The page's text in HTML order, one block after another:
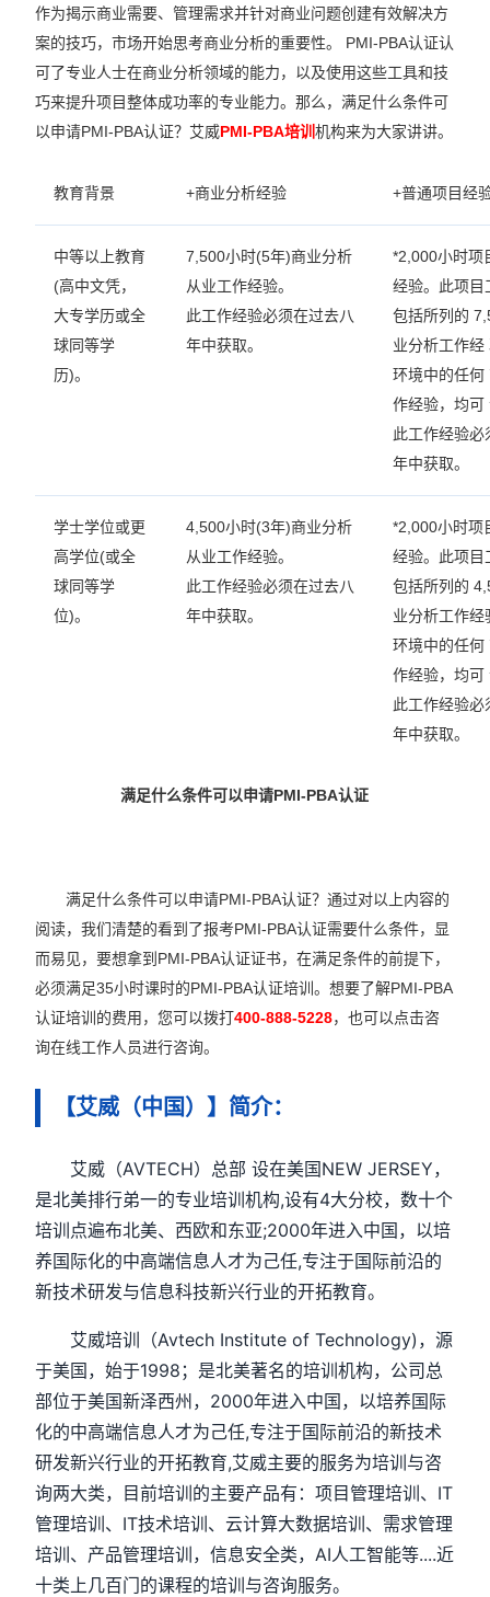
作为揭示商业需要、管理需求并针对商业问题创建有效解决方
案的技巧，市场开始思考商业分析的重要性。 PMI-PBA认证认
可了专业人士在商业分析领域的能力，以及使用这些工具和技
巧来提升项目整体成功率的专业能力。那么，满足什么条件可
以申请PMI-PBA认证？艾威PMI-PBA培训机构来为大家讲讲。
教育背景 +商业分析经验 +普通项目经
中等以上教育
(高中文凭，
大专学历或全
球同等学
历)。
7,500小时(5年)商业分析
从业工作经验。
此工作经验必须在过去八
年中获取。
*2,000小时项
经验。此项目
包括所列的
业分析工作经
环境中的任何
作经验，均
此工作经验必
年中获取。
学士学位或更
高学位(或全
球同等学
位)。
4,500小时(3年)商业分析
从业工作经验。
此工作经验必须在过去八
年中获取。
*2,000小时项
经验。此项目
包括所列的
业分析工作经
环境中的任何
作经验，均
此工作经验必
年中获取。
满足什么条件可以申请PMI-PBA认证
满足什么条件可以申请PMI-PBA认证？通过对以上内容的
阅读，我们清楚的看到了报考PMI-PBA认证需要什么条件，显
而易见，要想拿到PMI-PBA认证证书，在满足条件的前提下，
必须满足35小时课时的PMI-PBA认证培训。想要了解PMI-PBA
认证培训的费用，您可以拨打400-888-5228，也可以点击咨
询在线工作人员进行咨询。
【艾威（中国）】简介：
艾威（AVTECH）总部 设在美国NEW JERSEY，
是北美排行弟一的专业培训机构,设有4大分校，数十个
培训点遍布北美、西欧和东亚;2000年进入中国，以培
养国际化的中高端信息人才为己任,专注于国际前沿的
新技术研发与信息科技新兴行业的开拓教育。
艾威培训（Avtech Institute of Technology)，源
于美国，始于1998；是北美著名的培训机构，公司总
部位于美国新泽西州，2000年进入中国，以培养国际
化的中高端信息人才为己任,专注于国际前沿的新技术
研发新兴行业的开拓教育,艾威主要的服务为培训与咨
询两大类，目前培训的主要产品有：项目管理培训、IT
管理培训、IT技术培训、云计算大数据培训、需求管理
培训、产品管理培训，信息安全类，AI人工智能等....近
十类上几百门的课程的培训与咨询服务。